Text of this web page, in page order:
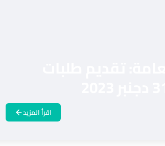
اقرأ المزيد